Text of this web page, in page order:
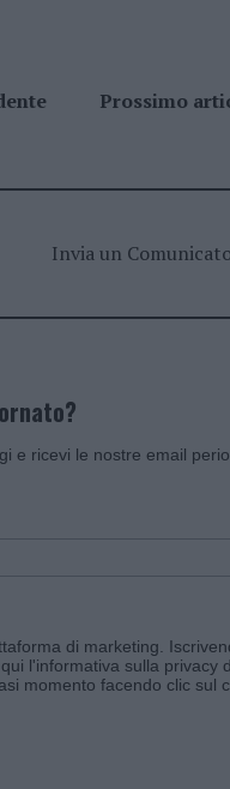
Prossimo
Invia un
e ricevi le nostre email
di marketing.
l'informativa sulla privacy
momento facendo clic sul